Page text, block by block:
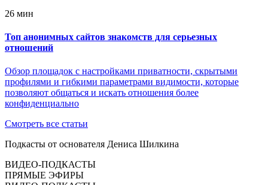
26 мин
Топ анонимных сайтов знакомств для серьезных
отношений
Обзор площадок с настройками приватности, скрытыми
профилями и гибкими параметрами видимости, которые
позволяют общаться и искать отношения более
конфиденциально
Смотреть все статьи
Подкасты от основателя Дениса Шилкина
ВИДЕО-ПОДКАСТЫ
ПРЯМЫЕ ЭФИРЫ